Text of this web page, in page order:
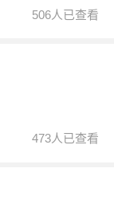
506人已查看
473人已查看